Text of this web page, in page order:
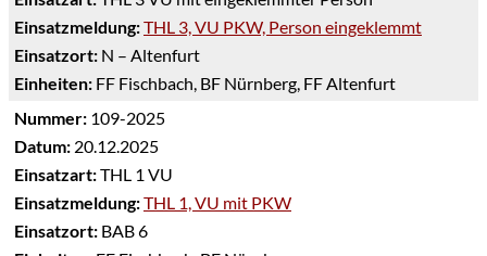
Einsatzmeldung:THL 3, VU PKW, Person eingeklemmt
Einsatzort: N – Altenfurt
Einheiten: FF Fischbach, BF Nürnberg, FF Altenfurt
Nummer: 109-2025
Datum: 20.12.2025
Einsatzart:THL 1 VU
Einsatzmeldung:THL 1, VU mit PKW
Einsatzort: BAB 6